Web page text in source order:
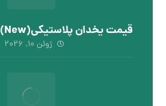
قیمت یخدان پلاستیکی(New) در بازار + جدول
ژوئن ۱۰, ۲۰۲۶